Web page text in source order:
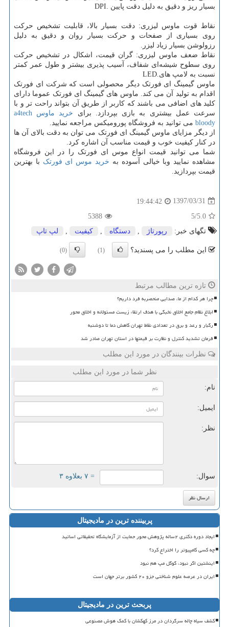
بسیار ریز و دقیق به دلیل دقت پایین DPI.
نقاط قوت ماوس لیزری: دقت بسیار بالا، قابلیت تشخیص حرکت
روی بسیاری از صفحات و حرکت بسیار روان و دقیق به دلیل
رزولوشن بسیار زیاد لیزر .
نقاط ضعف ماوس لیزری: گران قیمت، اشکال در تشخیص حرکت
روی سطوح شیشه‌ای شفاف، آسیب پذیری بیشتر و طول عمر کمتر
نسبت به لامپ هایLED.
ماوس گیمینگ ای فورتک دیگر محصولی است که شرکت ای فورتک
اقدام به تولید آن می کند. ماوس های گیمینگ ای فورتک عموما دارای
کلید های اضافی می باشند که کاربر از طریق آن بتواند راحت تر و با
سرعت عمل بیشتری به بازی بپردازد. برای خرید ماوس a4tech
bloody می توانید به فروشگاه پورومیکس مراجعه نمایید.
از دیگر مزایای ماوس گیمینگ ای فورتک می توان به دقت بالای آن ها
در کنار کیفیت خوب و قیمت مناسب آن اشاره کرد.
شما می توانید قیمت انواع موس ای فورتک را در این فروشگاه
مشاهده نمایید وبا خیالی آسوده به خرید موس ای فورتک با بهترین
قیمت بپردازید.
1397/03/31
19:44:42
5.0
/5
5388
تگهای خبر:
رپورتاژ , دستگاه , كیفیت , لپ تاپ
این مطلب را می پسندید؟ (1)
(0)
تازه ترین مطالب مرتبط
چرا هر کدام از ما، صدایی منحصربه فرد داریم؟
ابلاغ نظام جامع اخلاق نخبگی با هدف ارتقاء زیست مسئولانه و اخلاق محور
رگبار و رعد و برق در تعدادی نقاط تهران کاهش دما تا دوشنبه
فرمان تشدید کنترل و نظارت بر قیمتها در استان تهران صادر شد
نظرات بینندگان در مورد این مطلب
نظر شما در مورد این مطلب
نام:
ایمیل:
نظر:
سوال: = ۷ بعلاوه ۳
پربیننده ترین در مادیجیتال
ایجاد دوره دکتری ۲ساله پژوهش محور حمایت از آزمایشگاه تحقیقاتی اساتید
چه کسی کامپیوتر را اختراع کرد؟
اینشتین اگر نبود، گوگل مپ هم نبود
ایران در عرصه علوم شناختی جزو ۲۰ کشور برتر جهان است
پربحث ترین در مادیجیتال
کشف سیاه چاله سرگردان در مرز کهکشان با کمک هوش مصنوعی